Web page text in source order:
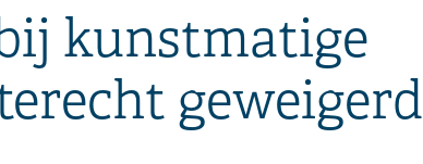
kunstmatige
geweigerd